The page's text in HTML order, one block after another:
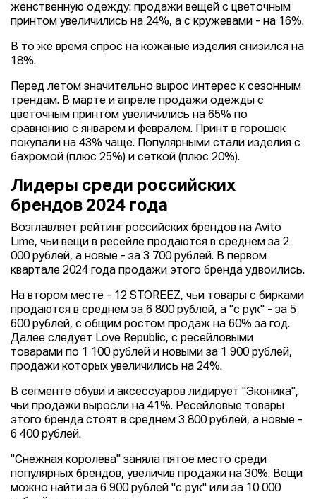
женственную одежду: продажи вещей с цветочным
принтом увеличились на 24%, а с кружевами - на 16%.
В то же время спрос на кожаные изделия снизился на
18%.
Перед летом значительно вырос интерес к сезонным
трендам. В марте и апреле продажи одежды с
цветочным принтом увеличились на 65% по
сравнению с январем и февралем. Принт в горошек
покупали на 43% чаще. Популярными стали изделия с
бахромой (плюс 25%) и сеткой (плюс 20%).
Лидеры среди российских
брендов 2024 года
Возглавляет рейтинг российских брендов на Avito
Lime, чьи вещи в ресейле продаются в среднем за 2
000 рублей, а новые - за 3 700 рублей. В первом
квартале 2024 года продажи этого бренда удвоились.
На втором месте - 12 STOREEZ, чьи товары с бирками
продаются в среднем за 6 800 рублей, а "с рук" - за 5
600 рублей, с общим ростом продаж на 60% за год.
Далее следует Love Republic, с ресейловыми
товарами по 1 100 рублей и новыми за 1 900 рублей,
продажи которых увеличились на 24%.
В сегменте обуви и аксессуаров лидирует "Эконика",
чьи продажи выросли на 41%. Ресейловые товары
этого бренда стоят в среднем 3 800 рублей, а новые -
6 400 рублей.
"Снежная королева" заняла пятое место среди
популярных брендов, увеличив продажи на 30%. Вещи
можно найти за 6 900 рублей "с рук" или за 10 000